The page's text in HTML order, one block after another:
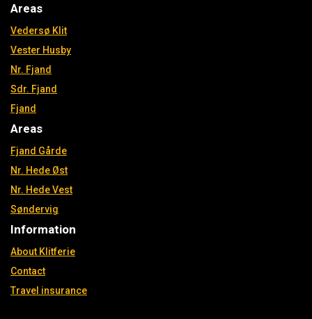
Areas
Vedersø Klit
Vester Husby
Nr. Fjand
Sdr. Fjand
Fjand
Areas
Fjand Gårde
Nr. Hede Øst
Nr. Hede Vest
Søndervig
Information
About Klitferie
Contact
Travel insurance